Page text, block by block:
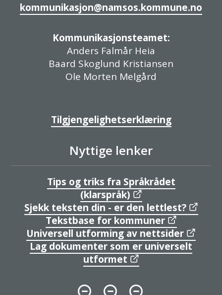
kommunikasjon@namsos.kommune.no
Kommunikasjonsteamet:
Anders Falmår Heia
Baard Skoglund Kristiansen
Ole Morten Melgård
Tilgjengelighetserklæring
Nyttige lenker
Tips og triks fra Språkrådet
(klarspråk)
Sjekk teksten din - er den lettlest?
Tekstbase for kommuner
Universell utforming av nettsider
Lag dokumenter som er universelt
utformet